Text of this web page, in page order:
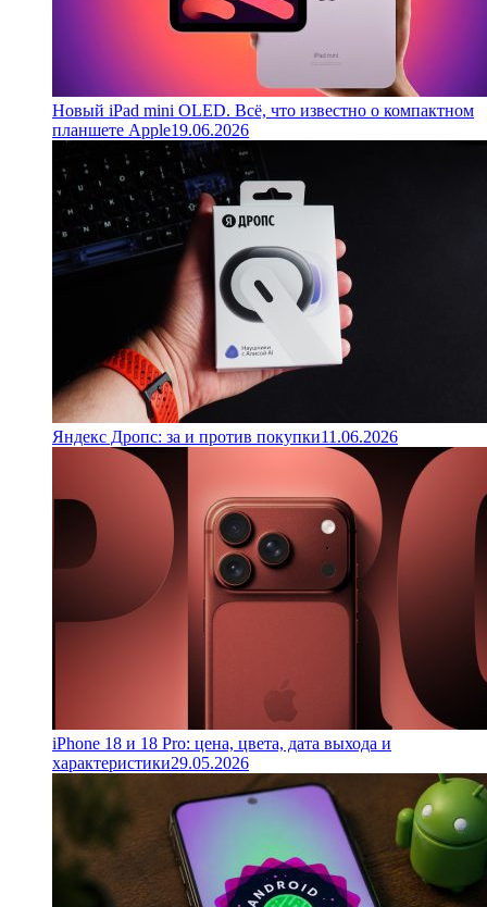
Новый iPad mini OLED. Всё, что известно о компактном
планшете Apple19.06.2026
Яндекс Дропс: за и против покупки11.06.2026
iPhone 18 и 18 Pro: цена, цвета, дата выхода и
характеристики29.05.2026